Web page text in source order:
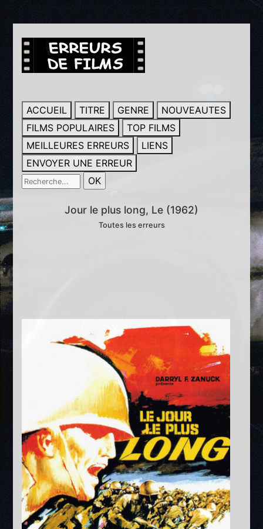
ACCUEIL TITRE GENRE
NOUVEAUTES
FILMS POPULAIRES
TOP FILMS
MEILLEURES ERREURS
LIENS
ENVOYER UNE ERREUR
Jour le plus long, Le (1962)
Toutes les erreurs